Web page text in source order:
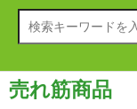
売れ筋商品